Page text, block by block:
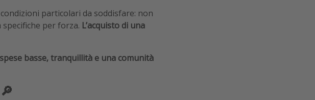
particolari da soddisfare: non
per forza. L’acquisto di una
basse, tranquillità e una comunità